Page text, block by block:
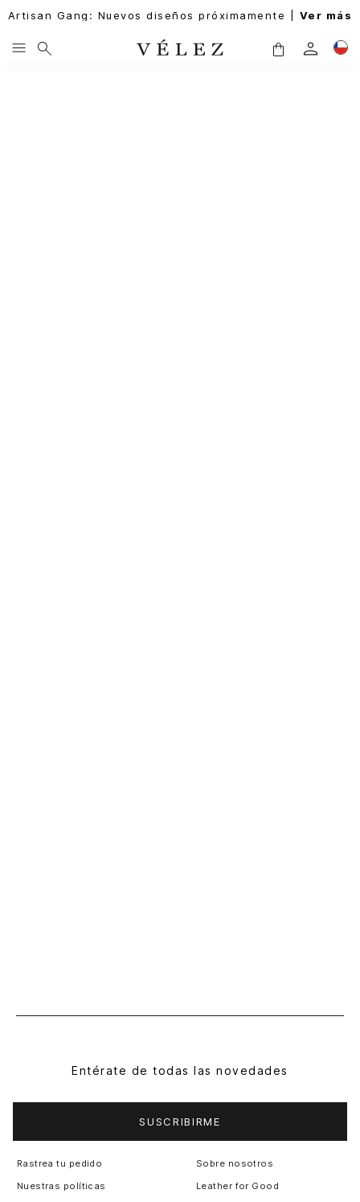
Artisan Gang: Nuevos diseños próximamente | Ver más
Entérate de todas las novedades
SUSCRIBIRME
Rastrea tu pedido
Nuestras políticas
Sobre nosotros
Leather for Good